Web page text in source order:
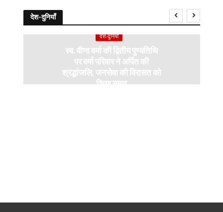
देश-दुनियाँ
देश-दुनियाँ
स्व. वीणा वर्मा की द्वितीय पुण्यतिथि
पर वर्मा परिवार ने अर्पित की
श्रद्धांजलि, जनसेवा की विरासत को
किया नमन